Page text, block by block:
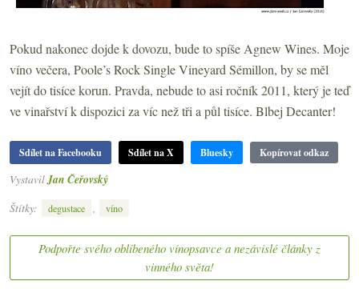
Pokud nakonec dojde k dovozu, bude to spíše Agnew Wines. Moje
víno večera, Poole’s Rock Single Vineyard Sémillon, by se měl
vejít do tisíce korun. Pravda, nebude to asi ročník 2011, který je teď
ve vinařství k dispozici za víc než tři a půl tisíce. Blbej Decanter!
Sdílet na Facebooku Sdílet na X Bluesky Kopírovat odkaz
Vystavil Jan Čeřovský
Štítky:
degustace , víno
Podpořte svého oblíbeného vínopsavce a nezávislé články z
vinného světa!